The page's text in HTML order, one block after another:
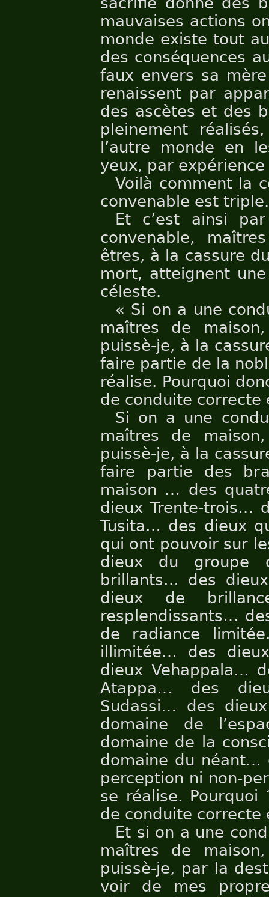
mauvaises actions
monde existe tout
des conséquences
faux envers sa
renaissent par
des ascètes et des
pleinement
l’autre monde en
yeux, par
Voilà comment la
convenable est triple.
Et c’est ainsi
convenable,
êtres, à la cassure
mort, atteignent
céleste.
« Si on a une
maîtres de
puissè-je, à la
faire partie de la
réalise. Pourquoi
de conduite correcte
Si on a une
maîtres de
puissè-je, à la
faire partie des
maison … des
dieux Trente-trois…
Tusita… des dieux
qui ont pouvoir sur
dieux du groupe
brillants… des
dieux de
resplendissants…
de radiance
illimitée… des
dieux Vehappala…
Atappa… des
Sudassi… des
domaine de
domaine de la
domaine du néant…
perception ni non-
se réalise. Pourquoi
de conduite correcte
Et si on a une
maîtres de
puissè-je, par la
voir de mes